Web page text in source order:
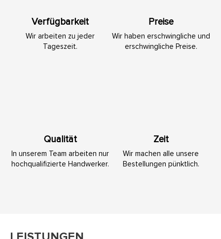
Verfügbarkeit
Wir arbeiten zu jeder
Tageszeit.
Preise
Wir haben erschwingliche und
erschwingliche Preise.
Qualität
In unserem Team arbeiten nur
hochqualifizierte Handwerker.
Zeit
Wir machen alle unsere
Bestellungen pünktlich.